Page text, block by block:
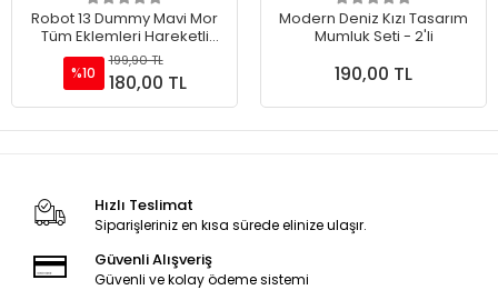
Sepete Ekle
Robot 13 Dummy Mavi Mor
Tüm Eklemleri Hareketli
Aksiyon Figürü Oyuncak
%10
199,90 TL
180,00 TL
Sepete Ekle
Modern Deniz Kızı Tasarım
Mumluk Seti - 2'li
190,00 TL
Hızlı Teslimat
Siparişleriniz en kısa sürede elinize ulaşır.
Güvenli Alışveriş
Güvenli ve kolay ödeme sistemi